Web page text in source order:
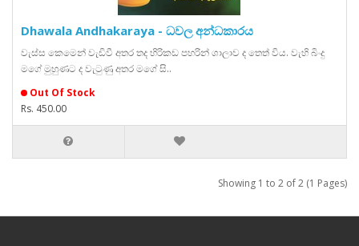
Dhawala Andhakaraya - ධවල අන්ධකාරය
වැස්ස කෙමෙන් වැඩිවී අතර තද හිරිකඩ පහරින් ශාලාව ද තෙත් විය. වැහි බිංදු
මගේ මුහුණට ද වැටුණු අතර මගේ සි..
Out Of Stock
Rs. 450.00
Showing 1 to 2 of 2 (1 Pages)